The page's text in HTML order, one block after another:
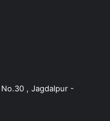
No.30 , Jagdalpur -